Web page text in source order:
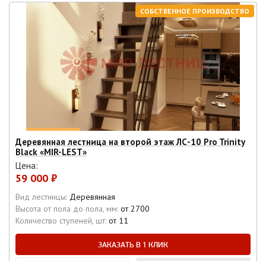
СОБСТВЕННОЕ ПРОИЗВОДСТВО
Деревянная лестница на второй этаж ЛС-10 Pro Trinity
Black «MIR-LEST»
Цена:
59 000 ₽
Вид лестницы: Деревянная
Высота от пола до пола, мм: от 2700
Количество ступеней, шт: от 11
ЗАКАЗАТЬ В 1 КЛИК